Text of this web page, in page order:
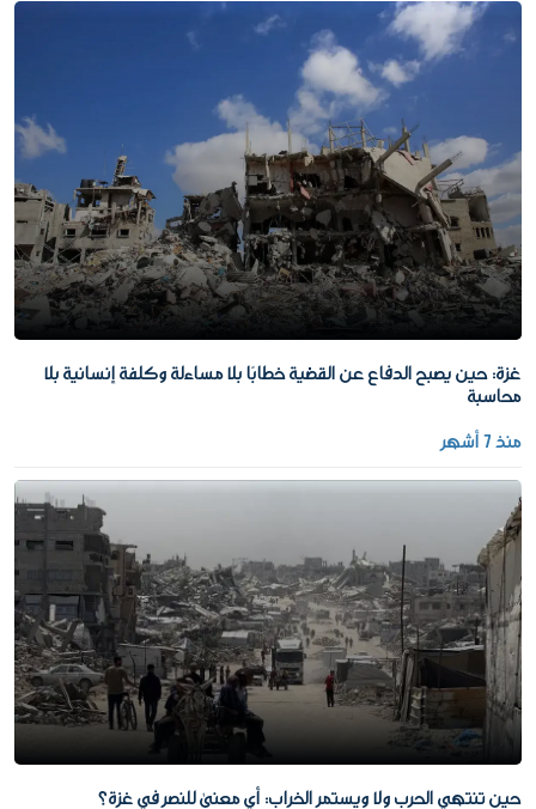
غزة: حين يصبح الدفاع عن القضية خطابًا بلا مساءلة وكلفة إنسانية بلا
محاسبة
منذ 7 أشهر
حين تنتهي الحرب ولا ويستمر الخراب: أي معنى للنصر في غزة؟